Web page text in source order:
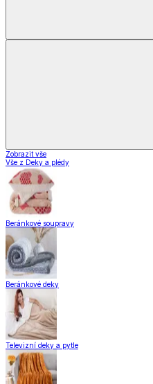
Zobrazit vše
Vše z Deky a plédy
Beránkové soupravy
Beránkové deky
Televizní deky a pytle